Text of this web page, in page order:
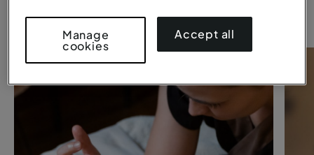
Manage
cookies
Accept all